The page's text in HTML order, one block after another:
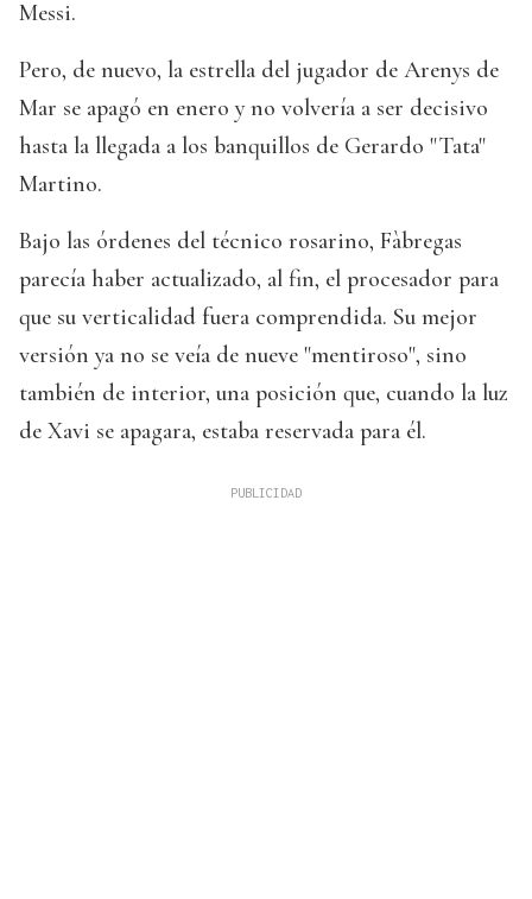
Messi.
Pero, de nuevo, la estrella del jugador de Arenys de
Mar se apagó en enero y no volvería a ser decisivo
hasta la llegada a los banquillos de Gerardo "Tata"
Martino.
Bajo las órdenes del técnico rosarino, Fàbregas
parecía haber actualizado, al fin, el procesador para
que su verticalidad fuera comprendida. Su mejor
versión ya no se veía de nueve "mentiroso", sino
también de interior, una posición que, cuando la luz
de Xavi se apagara, estaba reservada para él.